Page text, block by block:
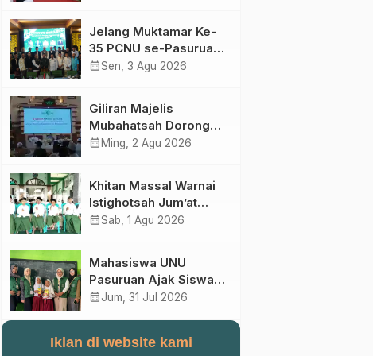
Jelang Muktamar Ke-
35 PCNU se-Pasuruan
Raya Rumuskan
Abad Kedua
calendar_monthSen, 3 Agu 2026
Giliran Majelis
Mubahatsah Dorong
Gagasan Pelembagaan
calendar_month Ming, 2 Agu 2026
Khitan Massal Warnai
Istighotsah Jum’at
Wage MWCNU
calendar_monthSab, 1 Agu 2026
Mahasiswa UNU
Pasuruan Ajak Siswa
SD Al Maksum
calendar_monthJum, 31 Jul 2026
Iklan di website kami